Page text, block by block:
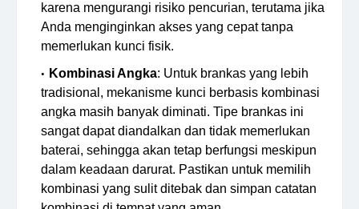
karena mengurangi risiko pencurian, terutama jika
Anda menginginkan akses yang cepat tanpa
memerlukan kunci fisik.
Kombinasi Angka: Untuk brankas yang lebih
tradisional, mekanisme kunci berbasis kombinasi
angka masih banyak diminati. Tipe brankas ini
sangat dapat diandalkan dan tidak memerlukan
baterai, sehingga akan tetap berfungsi meskipun
dalam keadaan darurat. Pastikan untuk memilih
kombinasi yang sulit ditebak dan simpan catatan